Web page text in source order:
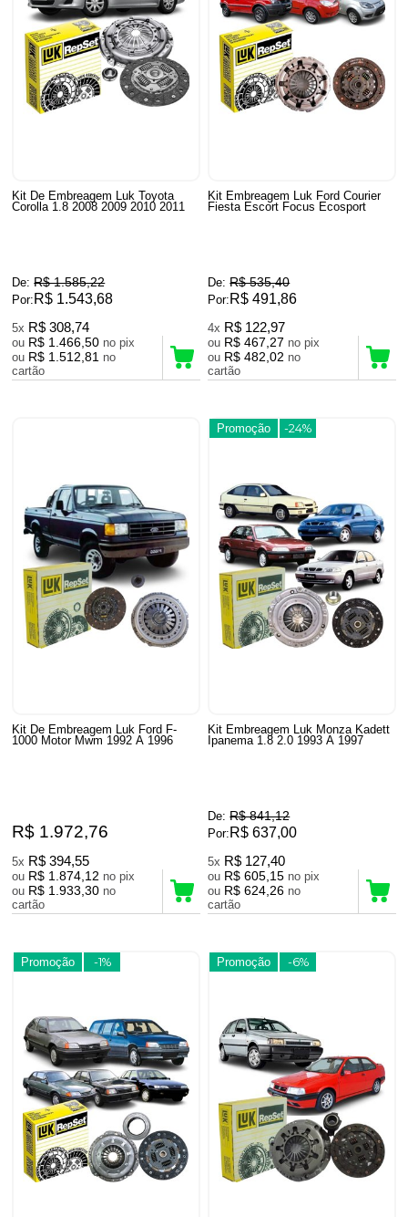
Kit De Embreagem Luk Toyota
Corolla 1.8 2008 2009 2010 2011
De: R$ 1.585,22
Por: R$ 1.543,68
5x R$ 308,74
ou R$ 1.466,50
no pix
ou R$ 1.512,81 no
cartão
Kit Embreagem Luk Ford Courier
Fiesta Escort Focus Ecosport
De: R$ 535,40
Por: R$ 491,86
4x R$ 122,97
ou R$ 467,27
no pix
ou R$ 482,02 no
cartão
Kit De Embreagem Luk Ford F-
1000 Motor Mwm 1992 A 1996
R$ 1.972,76
5x R$ 394,55
ou R$ 1.874,12
no pix
ou R$ 1.933,30 no
cartão
Promoção -24%
Kit Embreagem Luk Monza Kadett
Ipanema 1.8 2.0 1993 A 1997
De: R$ 841,12
Por: R$ 637,00
5x R$ 127,40
ou R$ 605,15
no pix
ou R$ 624,26 no
cartão
Promoção -1% Promoção -6%